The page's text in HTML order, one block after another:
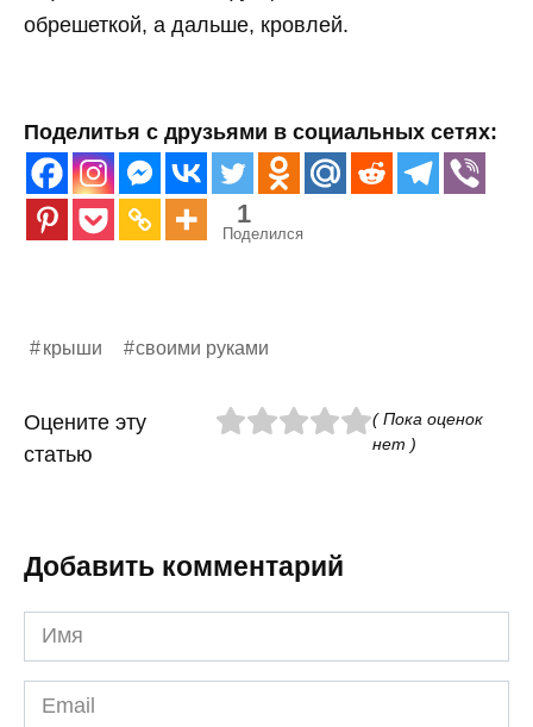
обрешеткой, а дальше, кровлей.
Поделитья с друзьями в социальных сетях:
1
Поделился
крыши своими руками
Оцените эту
статью
( Пока оценок
нет )
Добавить комментарий
Имя
*
Email